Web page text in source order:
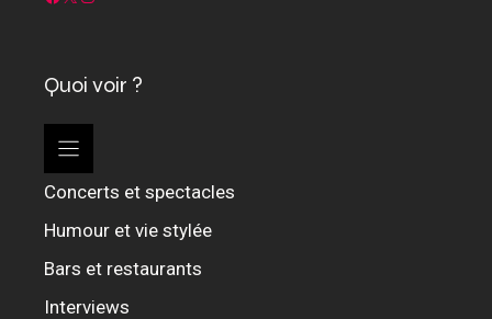
Quoi voir ?
Concerts et spectacles
Humour et vie stylée
Bars et restaurants
Interviews